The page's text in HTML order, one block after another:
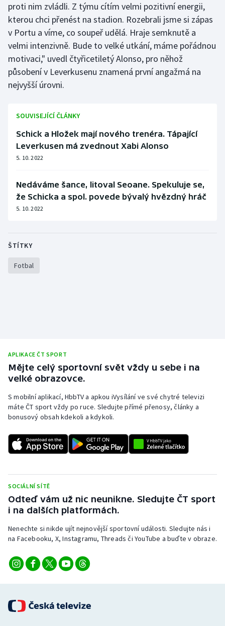
Motorsport
Olympijské hry
Parasport
Plavání
Ragby
Short track
Stolní tenis
Ostatní
proti nim zvládli. Z týmu cítím velmi pozitivní energii,
kterou chci přenést na stadion. Rozebrali jsme si zápas
v Portu a víme, co soupeř udělá. Hraje semknutě a
velmi intenzivně. Bude to velké utkání, máme pořádnou
motivaci," uvedl čtyřicetiletý Alonso, pro něhož
působení v Leverkusenu znamená první angažmá na
nejvyšší úrovni.
SOUVISEJÍCÍ ČLÁNKY
Schick a Hložek mají nového trenéra. Tápající
Leverkusen má zvednout Xabi Alonso
5. 10. 2022
Nedáváme šance, litoval Seoane. Spekuluje se,
že Schicka a spol. povede bývalý hvězdný hráč
5. 10. 2022
ŠTÍTKY
Fotbal
APLIKACE ČT SPORT
Mějte celý sportovní svět vždy u sebe i na
velké obrazovce.
S mobilní aplikací, HbbTV a apkou iVysílání ve své chytré televizi
máte ČT sport vždy po ruce. Sledujte přímé přenosy, články a
bonusový obsah kdekoli a kdykoli.
SOCIÁLNÍ SÍTĚ
Odteď vám už nic neunikne. Sledujte ČT sport
i na dalších platformách.
Nenechte si nikde ujít nejnovější sportovní události. Sledujte nás i
na Facebooku, X, Instagramu, Threads či YouTube a buďte v obraze.